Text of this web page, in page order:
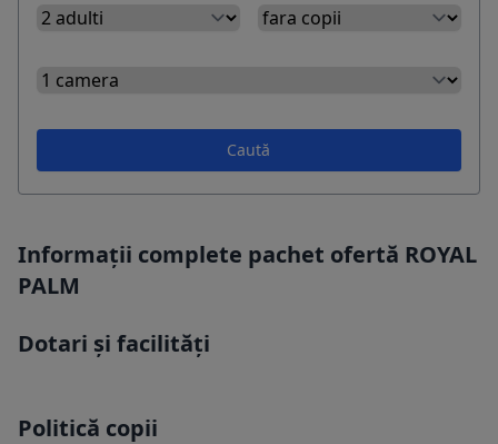
Caută
Informații complete pachet ofertă ROYAL
PALM
Dotari și facilități
Politică copii